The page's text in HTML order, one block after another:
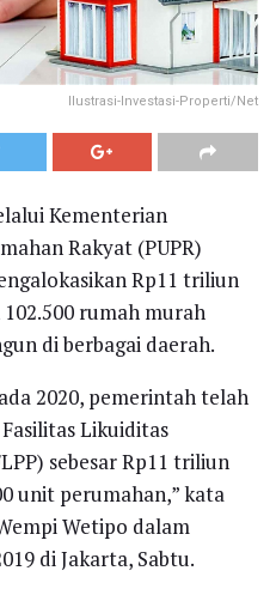
Ilustrasi-Investasi-Properti/Net
Kementerian
Rakyat (PUPR)
Rp11 triliun
rumah murah
di berbagai daerah.
2020, pemerintah telah
Likuiditas
sebesar Rp11 triliun
unit perumahan,” kata
Wetipo dalam
di Jakarta, Sabtu.